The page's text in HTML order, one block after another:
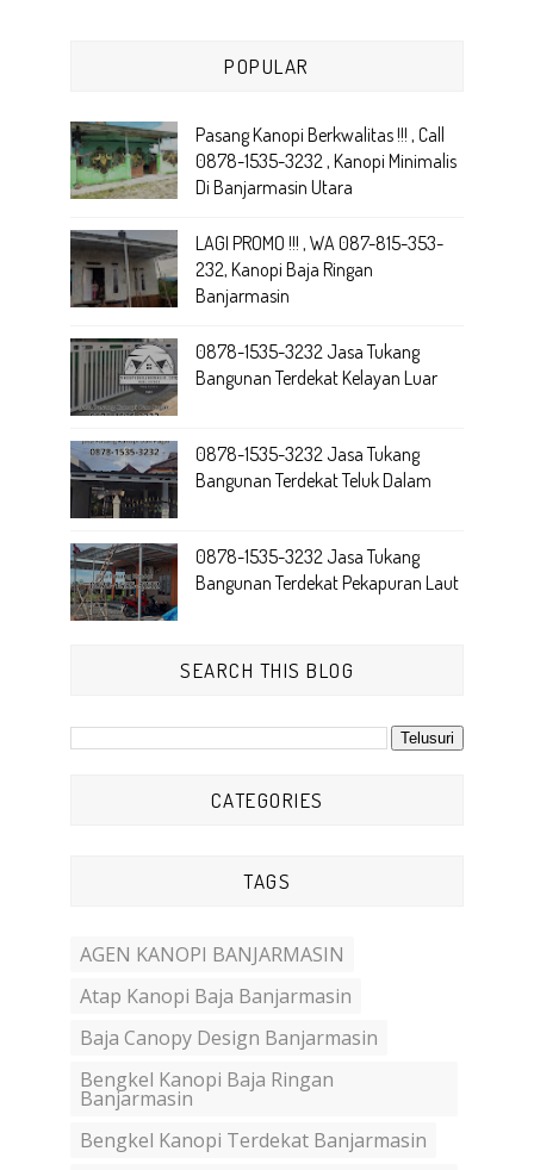
POPULAR
Pasang Kanopi Berkwalitas !!! , Call
0878-1535-3232 , Kanopi Minimalis
Di Banjarmasin Utara
LAGI PROMO !!! , WA 087-815-353-
232, Kanopi Baja Ringan
Banjarmasin
0878-1535-3232 Jasa Tukang
Bangunan Terdekat Kelayan Luar
0878-1535-3232 Jasa Tukang
Bangunan Terdekat Teluk Dalam
0878-1535-3232 Jasa Tukang
Bangunan Terdekat Pekapuran Laut
SEARCH THIS BLOG
CATEGORIES
TAGS
AGEN KANOPI BANJARMASIN
Atap Kanopi Baja Banjarmasin
Baja Canopy Design Banjarmasin
Bengkel Kanopi Baja Ringan
Banjarmasin
Bengkel Kanopi Terdekat Banjarmasin